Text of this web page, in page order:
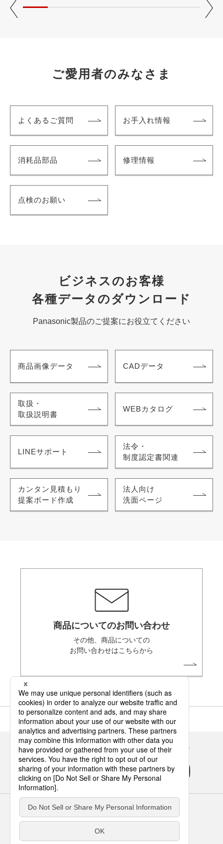
ご愛用者のみなさま
よくあるご質問 お手入れ情報
消耗品部品 修理情報
点検のお願い
ビジネスのお客様
各種データのダウンロード
Panasonic製品のご提案にお役立てください
商品画像データ CADデータ
取扱・
取扱説明書
WEBカタログ
LINEサポート
法令・
制度認定書関連
カンタン見積もり
提案ボード作成
法人向け
洗面ページ
商品についてのお問い合わせ
その他、商品についての
お問い合わせはこちらから
Panasonicの住まい・くらし SNSアカウント
サイトのご利用にあたって
クッキーポリシー
個人情報保護方針
パナソニック ホールディングス
Area/Country